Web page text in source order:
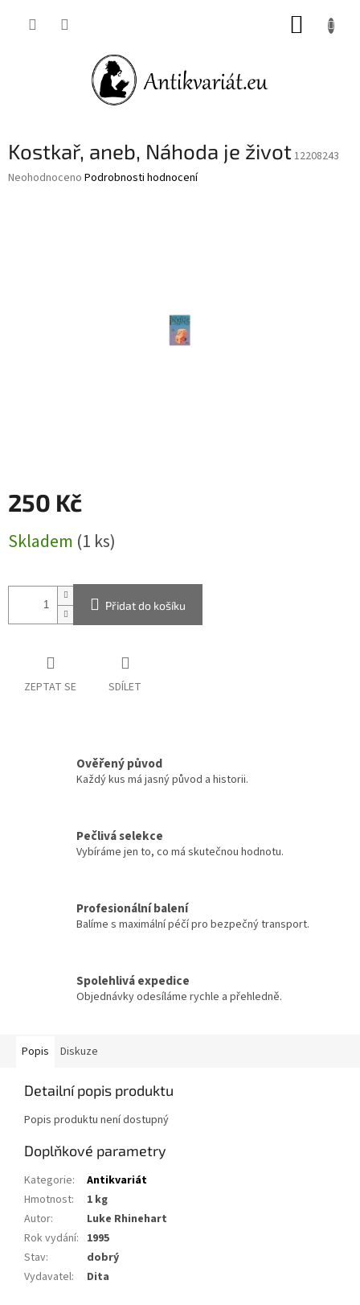
Kostkař, aneb, Náhoda je život12208243
Průměrné
Neohodnoceno Podrobnosti hodnocení
250 Kč
cena:
Skladem (1 ks)
Přidat do košíku
ZEPTAT SE SDÍLET
Ověřený původ
Každý kus má jasný původ a historii.
Pečlivá selekce
Vybíráme jen to, co má skutečnou hodnotu.
Profesionální balení
Balíme s maximální péčí pro bezpečný transport.
Spolehlivá expedice
Objednávky odesíláme rychle a přehledně.
Popis Diskuze
Detailní popis produktu
Popis produktu není dostupný
Doplňkové parametry
Kategorie:
Antikvariát
Hmotnost:
1 kg
Autor:
Luke Rhinehart
Rok vydání: 1995
Stav:
dobrý
Vydavatel: Dita